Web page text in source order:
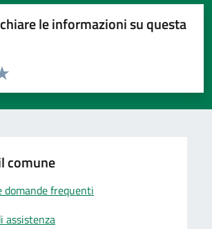
le informazioni su questa
pagina
5 stelle su 5
4 stelle su 5
su 5
su 5
5
comune
domande frequenti
assistenza